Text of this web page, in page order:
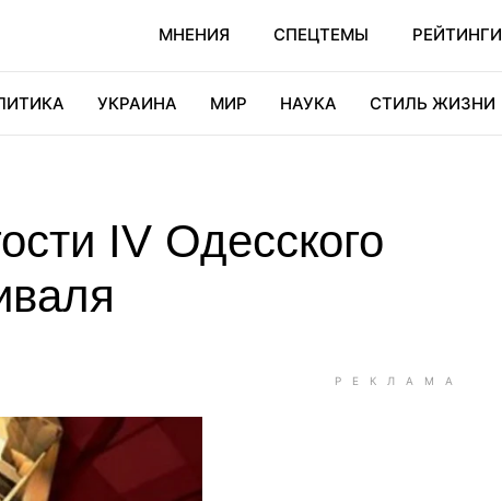
МНЕНИЯ СПЕЦТЕМЫ РЕЙТИНГИ
УКРАИНА МИР НАУКА СТИЛЬ ЖИЗНИ
IV Одесского